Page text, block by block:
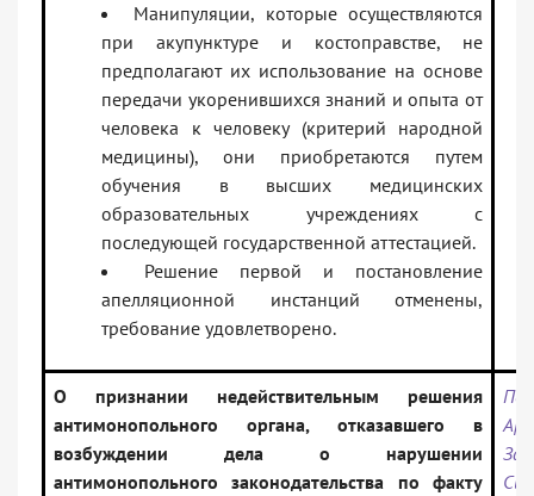
Манипуляции, которые осуществляются
при акупунктуре и костоправстве, не
предполагают их использование на основе
передачи укоренившихся знаний и опыта от
человека к человеку (критерий народной
медицины), они приобретаются путем
обучения в высших медицинских
образовательных учреждениях с
последующей государственной аттестацией.
Решение первой и постановление
апелляционной инстанций отменены,
требование удовлетворено.
О признании недействительным решения
антимонопольного органа, отказавшего в
возбуждении дела о нарушении
антимонопольного законодательства по факту